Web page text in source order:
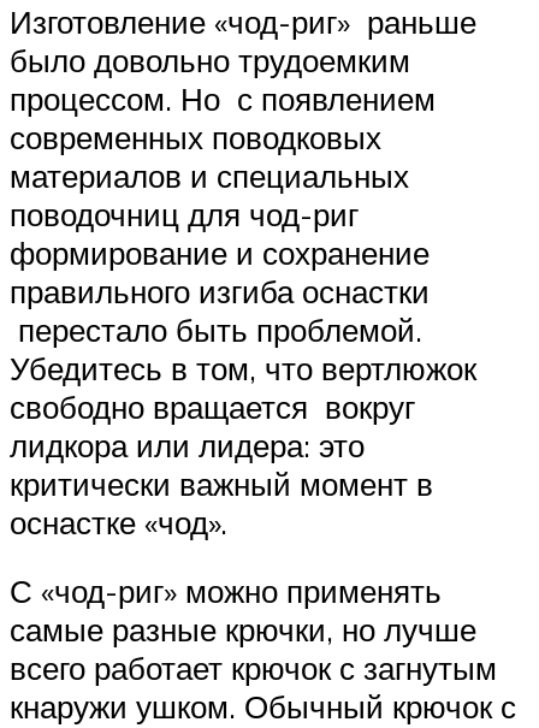
Изготовление «чод-риг» раньше
было довольно трудоемким
процессом. Но с появлением
современных поводковых
материалов и специальных
поводочниц для чод-риг
формирование и сохранение
правильного изгиба оснастки
перестало быть проблемой.
Убедитесь в том, что вертлюжок
свободно вращается вокруг
лидкора или лидера: это
критически важный момент в
оснастке «чод».
С «чод-риг» можно применять
самые разные крючки, но лучше
всего работает крючок с загнутым
кнаружи ушком. Обычный крючок с